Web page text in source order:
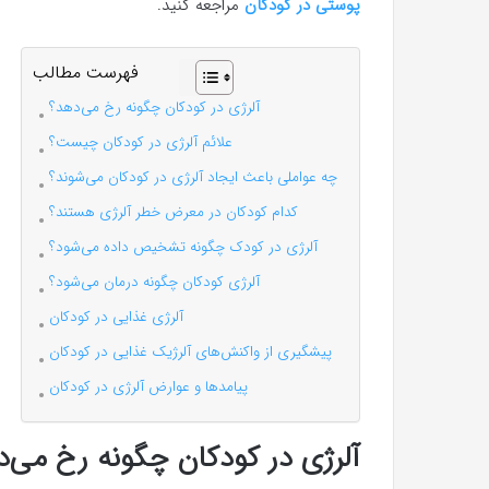
پوستی در کودکان مراجعه کنید.
فهرست مطالب
آلرژی در کودکان چگونه رخ می‌دهد؟
علائم آلرژی در کودکان چیست؟
چه عواملی باعث ایجاد آلرژی در کودکان می‌شوند؟
کدام کودکان در معرض خطر آلرژی هستند؟
آلرژی در کودک چگونه تشخیص داده می‌شود؟
آلرژی کودکان چگونه درمان می‌شود؟
آلرژی غذایی در کودکان
پیشگیری از واکنش‌های آلرژیک غذایی در کودکان
پیامدها و عوارض آلرژی در کودکان
آلرژی در کودکان چگونه رخ